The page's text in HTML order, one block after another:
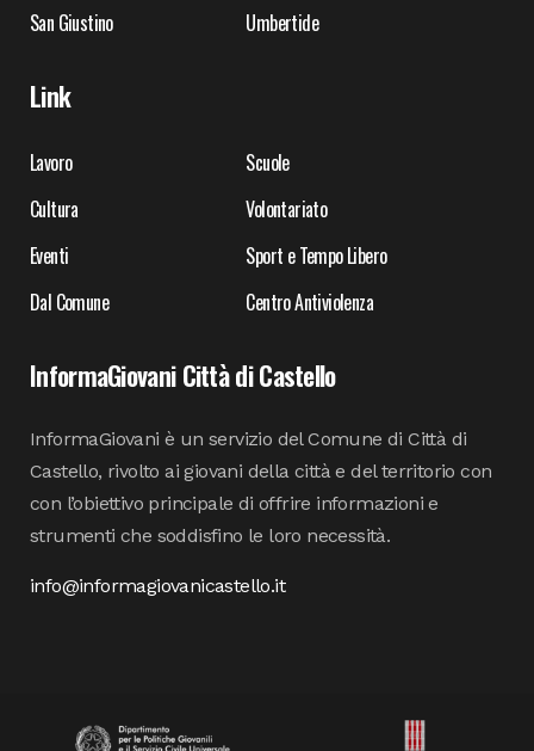
San Giustino
Umbertide
Link
Lavoro
Scuole
Cultura
Volontariato
Eventi
Sport e Tempo Libero
Dal Comune
Centro Antiviolenza
InformaGiovani Città di Castello
InformaGiovani è un servizio del Comune di Città di
Castello, rivolto ai giovani della città e del territorio con
con l’obiettivo principale di offrire informazioni e
strumenti che soddisfino le loro necessità.
info@informagiovanicastello.it